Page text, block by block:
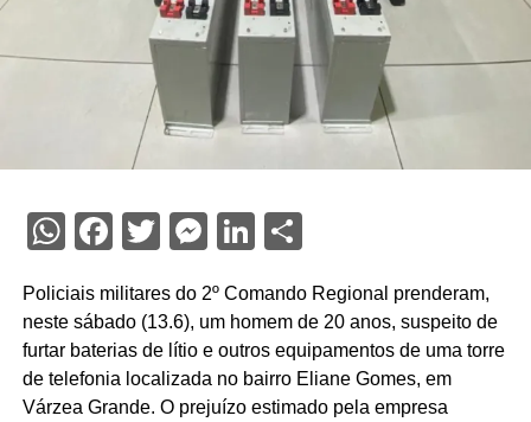
WhatsApp
Facebook
TwitterMessenger
LinkedIn
Policiais militares do 2º Comando Regional prenderam,
neste sábado (13.6), um homem de 20 anos, suspeito de
furtar baterias de lítio e outros equipamentos de uma torre
de telefonia localizada no bairro Eliane Gomes, em
Várzea Grande. O prejuízo estimado pela empresa